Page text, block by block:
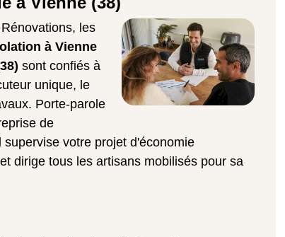
les
à Vienne
sont confiés à
unique, le
Porte-parole
de
supervise votre projet d'économie
dirige tous les artisans mobilisés pour sa